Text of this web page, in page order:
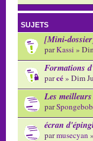
SUJETS
[Mini-
parKassi »
Formations
parcé» Dim
Les
parSpongebob
écran
parmusecyan